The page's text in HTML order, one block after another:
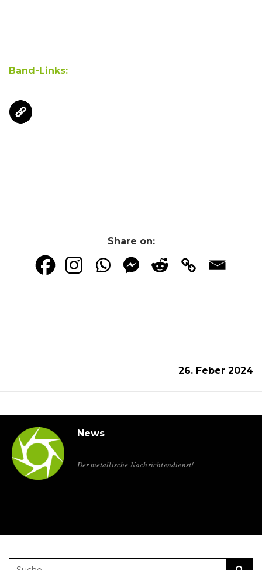
Band-Links:
Share on:
26. Feber 2024
News
Der metallische Nachrichtendienst!